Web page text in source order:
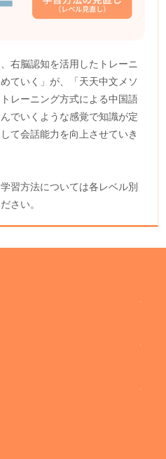
右脳認知を活用したトレーニ
ていく」が、「天天中文メソ
レーニング方式による中国語
でいくような感覚で知識が定
て会話能力を向上させていき
習方法については各レベル別
さい。